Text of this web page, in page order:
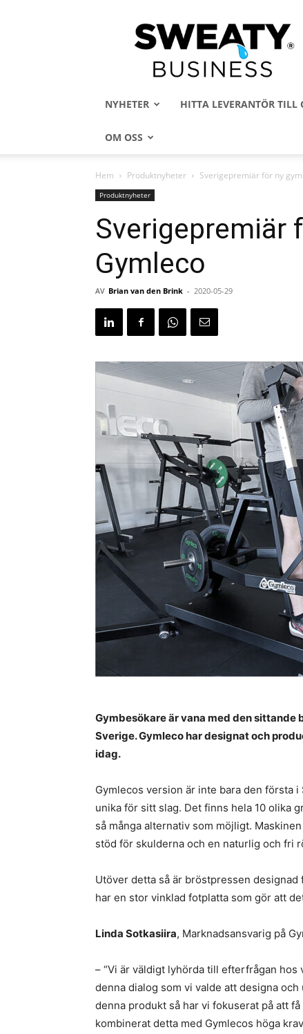
Sweaty
Business
NYHETER HITTA LEVERANTÖR
OM OSS
Hem Produktnyheter Sverigepremiär för ny
Produktnyheter
Sverigepremiär
Gymleco
AV Brian van den Brink - 2020-05-29
Gymbesökare är vana med den sittande
Sverige. Gymleco har designat och
idag.
Gymlecos version är inte bara den första
unika för sitt slag. Det finns hela 10 olika
så många alternativ som möjligt.
stöd för skulderna och en naturlig och fri
Utöver detta så är bröstpressen
har en stor vinklad fotplatta som gör att
Linda Sotkasiira, Marknadsansvarig på
– “Vi är väldigt lyhörda till efterfrågan
denna dialog som vi valde att designa
denna produkt så har vi fokuserat på att
kombinerat detta med Gymlecos höga